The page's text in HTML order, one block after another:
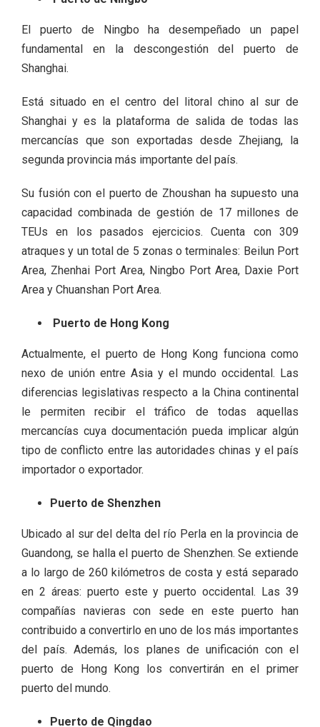
El puerto de Ningbo ha desempeñado un papel
fundamental en la descongestión del puerto de
Shanghai.
Está situado en el centro del litoral chino al sur de
Shanghai y es la plataforma de salida de todas las
mercancías que son exportadas desde Zhejiang, la
segunda provincia más importante del país.
Su fusión con el puerto de Zhoushan ha supuesto una
capacidad combinada de gestión de 17 millones de
TEUs en los pasados ejercicios. Cuenta con 309
atraques y un total de 5 zonas o terminales: Beilun Port
Area, Zhenhai Port Area, Ningbo Port Area, Daxie Port
Area y Chuanshan Port Area.
Puerto de Hong Kong
Actualmente, el puerto de Hong Kong funciona como
nexo de unión entre Asia y el mundo occidental. Las
diferencias legislativas respecto a la China continental
le permiten recibir el tráfico de todas aquellas
mercancías cuya documentación pueda implicar algún
tipo de conflicto entre las autoridades chinas y el país
importador o exportador.
Puerto de Shenzhen
Ubicado al sur del delta del río Perla en la provincia de
Guandong, se halla el puerto de Shenzhen. Se extiende
a lo largo de 260 kilómetros de costa y está separado
en 2 áreas: puerto este y puerto occidental. Las 39
compañías navieras con sede en este puerto han
contribuido a convertirlo en uno de los más importantes
del país. Además, los planes de unificación con el
puerto de Hong Kong los convertirán en el primer
puerto del mundo.
Puerto de Qingdao